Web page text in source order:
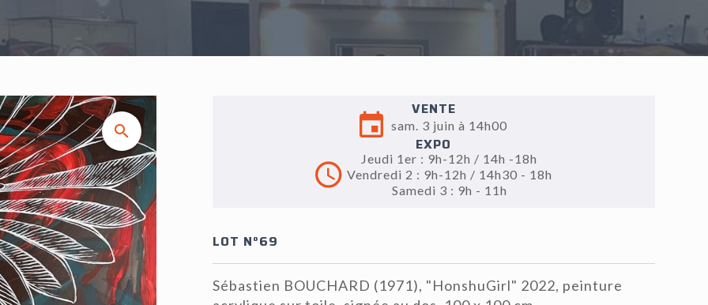
VENTE
sam. 3 juin à 14h00
EXPO
Jeudi 1er : 9h-12h / 14h -18h
Vendredi 2 : 9h-12h / 14h30 - 18h
Samedi 3 : 9h - 11h
LOT N°69
Sébastien BOUCHARD (1971), "HonshuGirl" 2022, peinture